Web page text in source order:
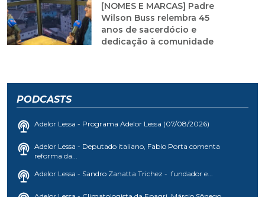
[NOMES E MARCAS] Padre
Wilson Buss relembra 45
anos de sacerdócio e
dedicação à comunidade
PODCASTS
Adelor Lessa - Programa Adelor Lessa (07/08/2026)
Adelor Lessa - Deputado italiano, Fabio Porta comenta
reforma da...
Adelor Lessa - Sandro Zanatta Trichez - fundador e...